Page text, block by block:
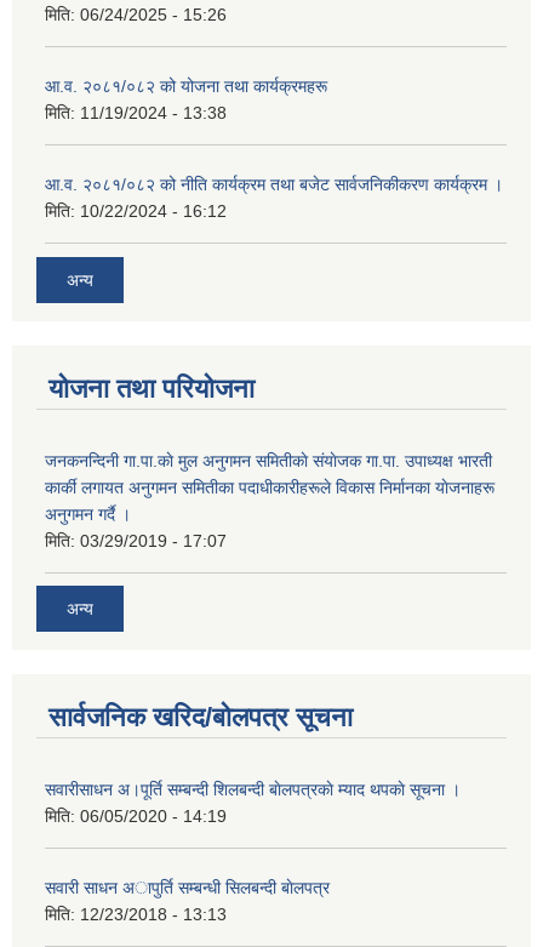
मिति: 06/24/2025 - 15:26
आ.व. २०८१/०८२ को योजना तथा कार्यक्रमहरू
मिति: 11/19/2024 - 13:38
आ.व. २०८१/०८२ को नीति कार्यक्रम तथा बजेट सार्वजनिकीकरण कार्यक्रम ।
मिति: 10/22/2024 - 16:12
अन्य
योजना तथा परियोजना
जनकनन्दिनी गा.पा.काे मुल अनुगमन समितीकाे संयाेजक गा.पा. उपाध्यक्ष भारती
कार्की लगायत अनुगमन समितीका पदाधीकारीहरूले विकास निर्मानका याेजनाहरू
अनुगमन गर्दै ।
मिति: 03/29/2019 - 17:07
अन्य
सार्वजनिक खरिद/बोलपत्र सूचना
सवारीसाधन अ।पूर्ति सम्बन्दी शिलबन्दी बाेलपत्रकाे म्याद थपकाे सूचना ।
मिति: 06/05/2020 - 14:19
सवारी साधन अापुर्ति सम्बन्धी सिलबन्दी बाेलपत्र
मिति: 12/23/2018 - 13:13